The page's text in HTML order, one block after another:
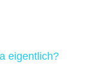
eigentlich?